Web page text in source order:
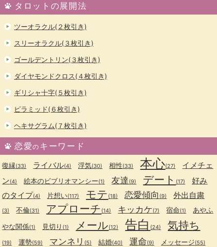
タロットの展開法
ツーオラクル(２枚引き)
スリーオラクル(３枚引き)
ゴールデントリン(３枚引き)
ダイヤモンドクロス(４枚引き)
ギリシャ十字(５枚引き)
ピラミッド(６枚引き)
ヘキサグラム(７枚引き)
恋愛のキーワード
復縁(33) ライバル(4) 浮気(30) 相性(33) 本心(27)
イメチェ
ン(4) 絵本のビブリオマンシー(1) 友達 (9) デート (17)
好み
のタイプ(4) 片想い(117) モテ (18) 恋愛傾向 (9) 外出自粛
(3) 不倫(31) アプローチ (14) キッカケ(7) 宿命(1)
あやふ
やな関係(1) 見切り (1) メール(12) 告白 (24) 気持ち
(19) 運勢(59) マンネリ (5) 結婚(40) 運命(9) メッセージ(55)